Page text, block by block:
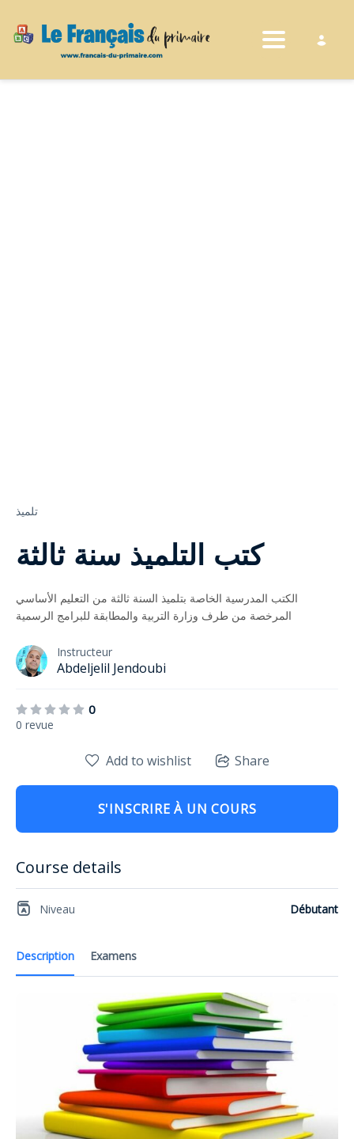
Toggle
تلميذ
كتب التلميذ سنة ثالثة
الكتب المدرسية الخاصة بتلميذ السنة ثالثة من التعليم الأساسي
المرخصة من طرف وزارة التربية والمطابقة للبرامج الرسمية
Instructeur
Abdeljelil Jendoubi
0
0 revue
Description Examens
Add to wishlist Share
S'INSCRIRE À UN COURS
Course details
Niveau Débutant